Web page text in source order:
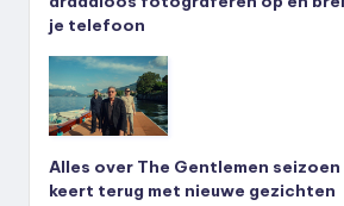
je telefoon
Alles over The Gentlemen seizoen
keert terug met nieuwe gezichten